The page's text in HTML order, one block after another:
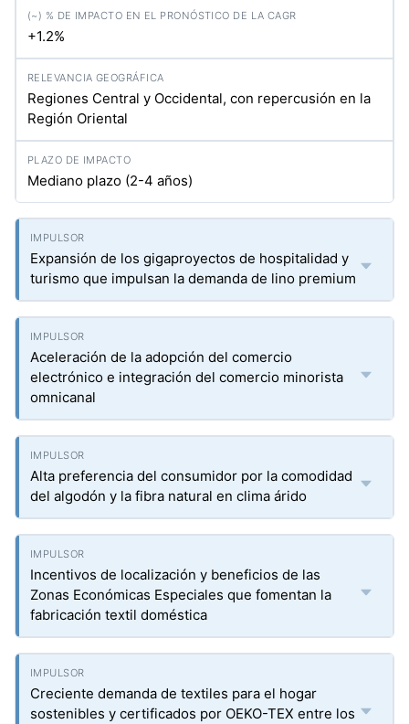
+1.2%
Regiones Central y Occidental, con repercusión en la
Región Oriental
Mediano plazo (2-4 años)
Expansión de los gigaproyectos de hospitalidad y
turismo que impulsan la demanda de lino premium
Aceleración de la adopción del comercio
electrónico e integración del comercio minorista
omnicanal
Alta preferencia del consumidor por la comodidad
del algodón y la fibra natural en clima árido
Incentivos de localización y beneficios de las
Zonas Económicas Especiales que fomentan la
fabricación textil doméstica
Creciente demanda de textiles para el hogar
sostenibles y certificados por OEKO-TEX entre los